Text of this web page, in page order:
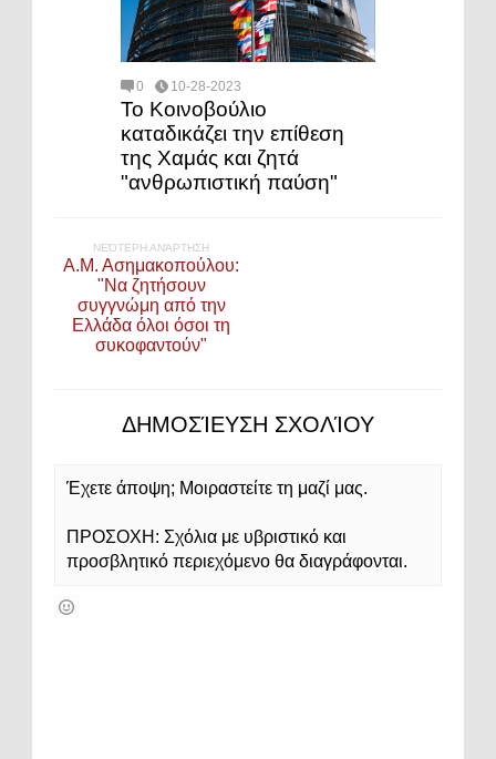
0 10-28-2023
Το Κοινοβούλιο
καταδικάζει την επίθεση
της Χαμάς και ζητά
"ανθρωπιστική παύση"
ΝΕΌΤΕΡΗ ΑΝΆΡΤΗΣΗ
Α.Μ. Ασημακοπούλου:
"Να ζητήσουν
συγγνώμη από την
Ελλάδα όλοι όσοι τη
συκοφαντούν"
ΔΗΜΟΣΊΕΥΣΗ ΣΧΟΛΊΟΥ
Έχετε άποψη; Μοιραστείτε τη μαζί μας.
ΠΡΟΣΟΧΗ: Σχόλια με υβριστικό και
προσβλητικό περιεχόμενο θα διαγράφονται.